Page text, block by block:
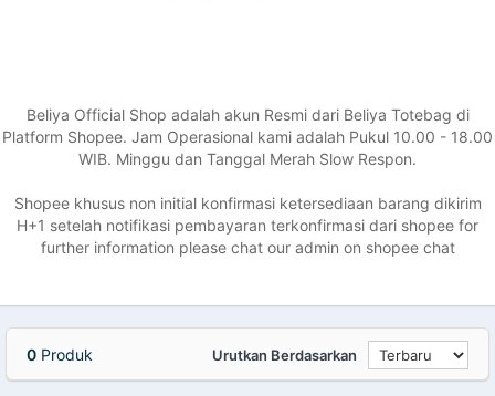
Beliya Official Shop adalah akun Resmi dari Beliya Totebag di
Platform Shopee. Jam Operasional kami adalah Pukul 10.00 - 18.00
WIB. Minggu dan Tanggal Merah Slow Respon.
Shopee khusus non initial konfirmasi ketersediaan barang dikirim
H+1 setelah notifikasi pembayaran terkonfirmasi dari shopee for
further information please chat our admin on shopee chat
0 Produk Urutkan Berdasarkan